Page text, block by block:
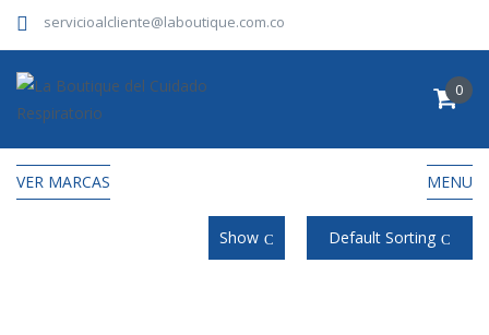
servicioalcliente@laboutique.com.co
0
VER MARCAS MENU
Default Sorting
Show